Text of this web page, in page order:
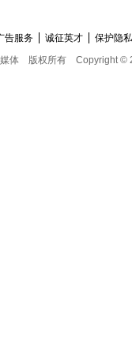
告服务 诚征英才
保护隐
体
版权所有 Copyright ©